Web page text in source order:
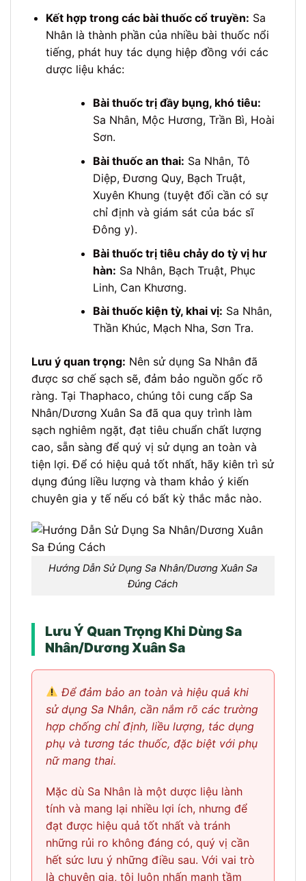
Kết hợp trong các bài thuốc cổ truyền: Sa
Nhân là thành phần của nhiều bài thuốc nổi
tiếng, phát huy tác dụng hiệp đồng với các
dược liệu khác:
Bài thuốc trị đầy bụng, khó tiêu:
Sa Nhân, Mộc Hương, Trần Bì, Hoài
Sơn.
Bài thuốc an thai: Sa Nhân, Tô
Diệp, Đương Quy, Bạch Truật,
Xuyên Khung (tuyệt đối cần có sự
chỉ định và giám sát của bác sĩ
Đông y).
Bài thuốc trị tiêu chảy do tỳ vị hư
hàn: Sa Nhân, Bạch Truật, Phục
Linh, Can Khương.
Bài thuốc kiện tỳ, khai vị: Sa Nhân,
Thần Khúc, Mạch Nha, Sơn Tra.
Lưu ý quan trọng: Nên sử dụng Sa Nhân đã
được sơ chế sạch sẽ, đảm bảo nguồn gốc rõ
ràng. Tại Thaphaco, chúng tôi cung cấp Sa
Nhân/Dương Xuân Sa đã qua quy trình làm
sạch nghiêm ngặt, đạt tiêu chuẩn chất lượng
cao, sẵn sàng để quý vị sử dụng an toàn và
tiện lợi. Để có hiệu quả tốt nhất, hãy kiên trì sử
dụng đúng liều lượng và tham khảo ý kiến
chuyên gia y tế nếu có bất kỳ thắc mắc nào.
Hướng Dẫn Sử Dụng Sa Nhân/Dương Xuân Sa
Đúng Cách
Lưu Ý Quan Trọng Khi Dùng Sa
Nhân/Dương Xuân Sa
Để đảm bảo an toàn và hiệu quả khi
sử dụng Sa Nhân, cần nắm rõ các trường
hợp chống chỉ định, liều lượng, tác dụng
phụ và tương tác thuốc, đặc biệt với phụ
nữ mang thai.
Mặc dù Sa Nhân là một dược liệu lành
tính và mang lại nhiều lợi ích, nhưng để
đạt được hiệu quả tốt nhất và tránh
những rủi ro không đáng có, quý vị cần
hết sức lưu ý những điều sau. Với vai trò
là chuyên gia, tôi luôn nhấn mạnh tầm